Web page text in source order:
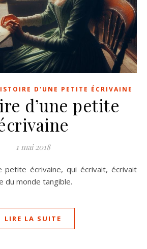
D'UNE PETITE ÉCRIVAINE
d’une petite
1 mai 2018
du monde tangible.
LIRE LA SUITE